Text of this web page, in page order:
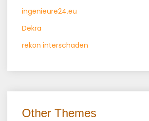
ingenieure24.eu
Dekra
rekon interschaden
Other Themes